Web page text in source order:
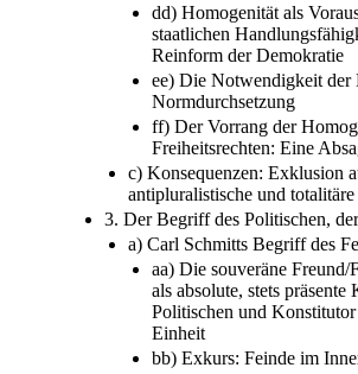
dd) Homogenität als
staatlichen
Reinform der Demokratie
ee) Die Notwendigkeit der
Normdurchsetzung
ff) Der Vorrang der
Freiheitsrechten: Eine
c) Konsequenzen: Exklusion
antipluralistische und totalitäre
3. Der Begriff des Politischen,
a) Carl Schmitts Begriff des
aa) Die souveräne
als absolute, stets präsente
Politischen und Konstitutor
Einheit
bb) Exkurs: Feinde im